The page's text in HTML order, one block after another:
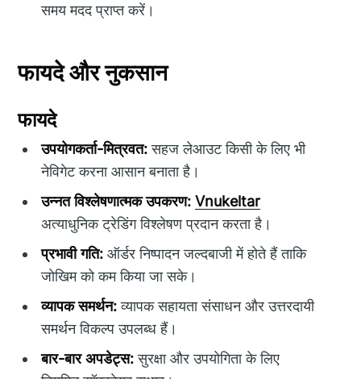
समय मदद प्राप्त करें।
फायदे और नुकसान
फायदे
उपयोगकर्ता-मित्रवत:सहज लेआउट किसी के लिए भी
नेविगेट करना आसान बनाता है।
उन्नत विश्लेषणात्मक उपकरण: Vnukeltar
अत्याधुनिक ट्रेडिंग विश्लेषण प्रदान करता है।
प्रभावी गति: ऑर्डर निष्पादन जल्दबाजी में होते हैं ताकि
जोखिम को कम किया जा सके।
व्यापक समर्थन:व्यापक सहायता संसाधन और उत्तरदायी
समर्थन विकल्प उपलब्ध हैं।
बार-बार अपडेट्स:सुरक्षा और उपयोगिता के लिए